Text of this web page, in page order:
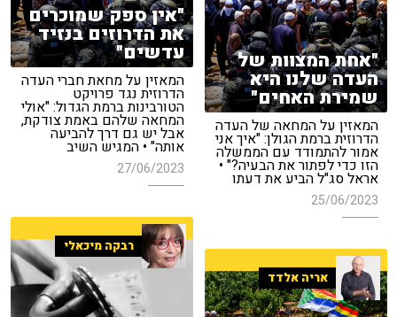
"אין ספק שמוכרים
את הדרוזים בנזיד
עדשים"
המאזין על מחאת חברי העדה
הדרוזית נגד פרויקט
הטורבינות ברמת הגדול: "אולי
המחאה שלהם באמת צודקת,
אבל יש גם דרך להביעה
אותה" • המגיש השיב
27/06/2023
"אחת המצוות של
העדה שלנו היא
שמירת האחים"
המאזין על המחאה של העדה
הדרוזית ברמת הגולן: "איך אני
אמור להתמודד עם הממשלה
הזו כדי לפתור את הבעיה?" •
אראל סג"ל הביע את דעתו
25/06/2023
רבקה מיכאלי
אריה אלדד